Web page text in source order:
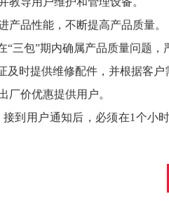
品性能，不断提高产品质量。
包”期内确属产品质量问题，
时提供维修配件，并根据客户
价优惠提供用户。
用户通知后，必须在1个小